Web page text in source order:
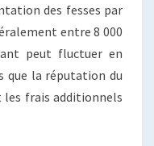
des fesses par
entre 8 000
peut fluctuer en
que la réputation du
les frais additionnels